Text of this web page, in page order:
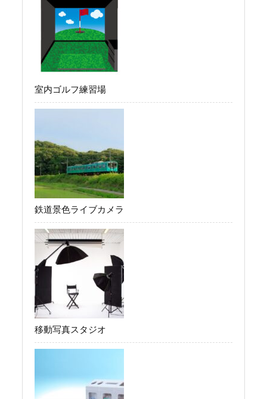
室内ゴルフ練習場
鉄道景色ライブカメラ
移動写真スタジオ